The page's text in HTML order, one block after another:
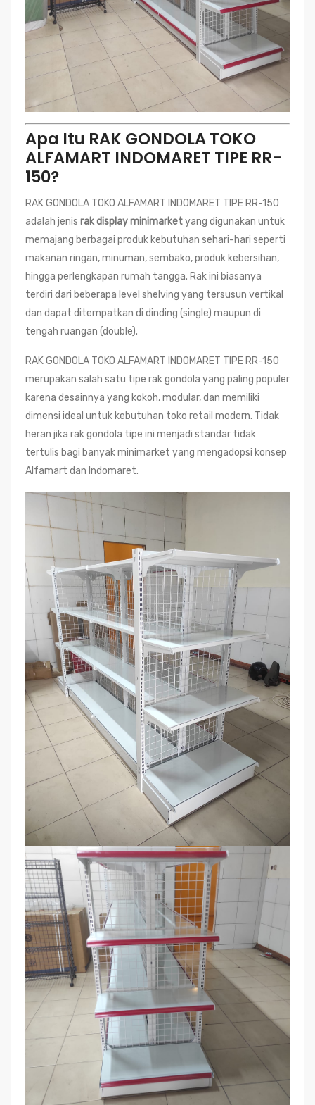
Apa Itu RAK GONDOLA TOKO
ALFAMART INDOMARET TIPE RR-
150?
RAK GONDOLA TOKO ALFAMART INDOMARET TIPE RR-150
adalah jenis rak display minimarketyang digunakan untuk
memajang berbagai produk kebutuhan sehari-hari seperti
makanan ringan, minuman, sembako, produk kebersihan,
hingga perlengkapan rumah tangga. Rak ini biasanya
terdiri dari beberapa level shelving yang tersusun vertikal
dan dapat ditempatkan di dinding (single) maupun di
tengah ruangan (double).
RAK GONDOLA TOKO ALFAMART INDOMARET TIPE RR-150
merupakan salah satu tipe rak gondola yang paling populer
karena desainnya yang kokoh, modular, dan memiliki
dimensi ideal untuk kebutuhan toko retail modern. Tidak
heran jika rak gondola tipe ini menjadi standar tidak
tertulis bagi banyak minimarket yang mengadopsi konsep
Alfamart dan Indomaret.